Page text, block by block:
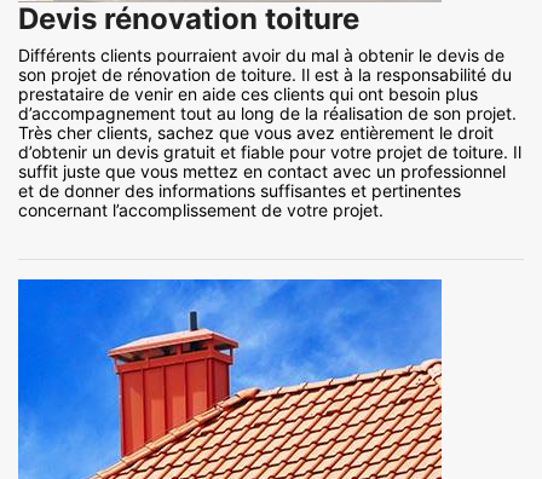
Devis rénovation toiture
Différents clients pourraient avoir du mal à obtenir le devis de
son projet de rénovation de toiture. Il est à la responsabilité du
prestataire de venir en aide ces clients qui ont besoin plus
d’accompagnement tout au long de la réalisation de son projet.
Très cher clients, sachez que vous avez entièrement le droit
d’obtenir un devis gratuit et fiable pour votre projet de toiture. Il
suffit juste que vous mettez en contact avec un professionnel
et de donner des informations suffisantes et pertinentes
concernant l’accomplissement de votre projet.